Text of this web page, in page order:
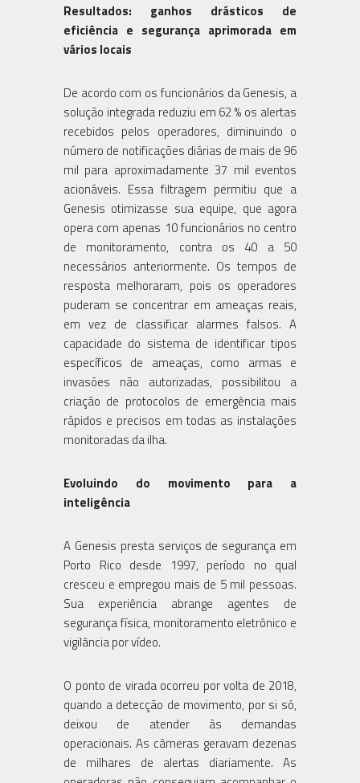
Resultados: ganhos drásticos de
eficiência e segurança aprimorada em
vários locais
De acordo com os funcionários da Genesis, a
solução integrada reduziu em 62 % os alertas
recebidos pelos operadores, diminuindo o
número de notificações diárias de mais de 96
mil para aproximadamente 37 mil eventos
acionáveis. Essa filtragem permitiu que a
Genesis otimizasse sua equipe, que agora
opera com apenas 10 funcionários no centro
de monitoramento, contra os 40 a 50
necessários anteriormente. Os tempos de
resposta melhoraram, pois os operadores
puderam se concentrar em ameaças reais,
em vez de classificar alarmes falsos. A
capacidade do sistema de identificar tipos
específicos de ameaças, como armas e
invasões não autorizadas, possibilitou a
criação de protocolos de emergência mais
rápidos e precisos em todas as instalações
monitoradas da ilha.
Evoluindo do movimento para a
inteligência
A Genesis presta serviços de segurança em
Porto Rico desde 1997, período no qual
cresceu e empregou mais de 5 mil pessoas.
Sua experiência abrange agentes de
segurança física, monitoramento eletrônico e
vigilância por vídeo.
O ponto de virada ocorreu por volta de 2018,
quando a detecção de movimento, por si só,
deixou de atender às demandas
operacionais. As câmeras geravam dezenas
de milhares de alertas diariamente. As